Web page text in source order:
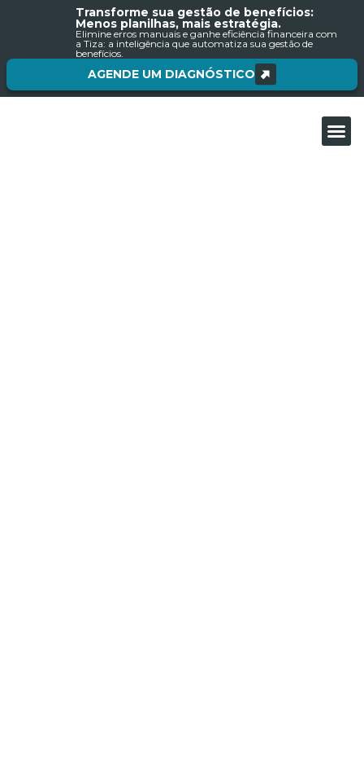
Transforme sua gestão de benefícios:
Menos planilhas, mais estratégia.
Elimine erros manuais e ganhe eficiência financeira com
a Tiza: a inteligência que automatiza sua gestão de
benefícios.
AGENDE UM DIAGNÓSTICO